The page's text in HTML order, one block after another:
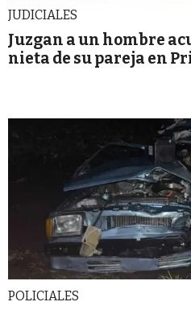
JUDICIALES
Juzgan a un hombre
nieta de su pareja en
POLICIALES